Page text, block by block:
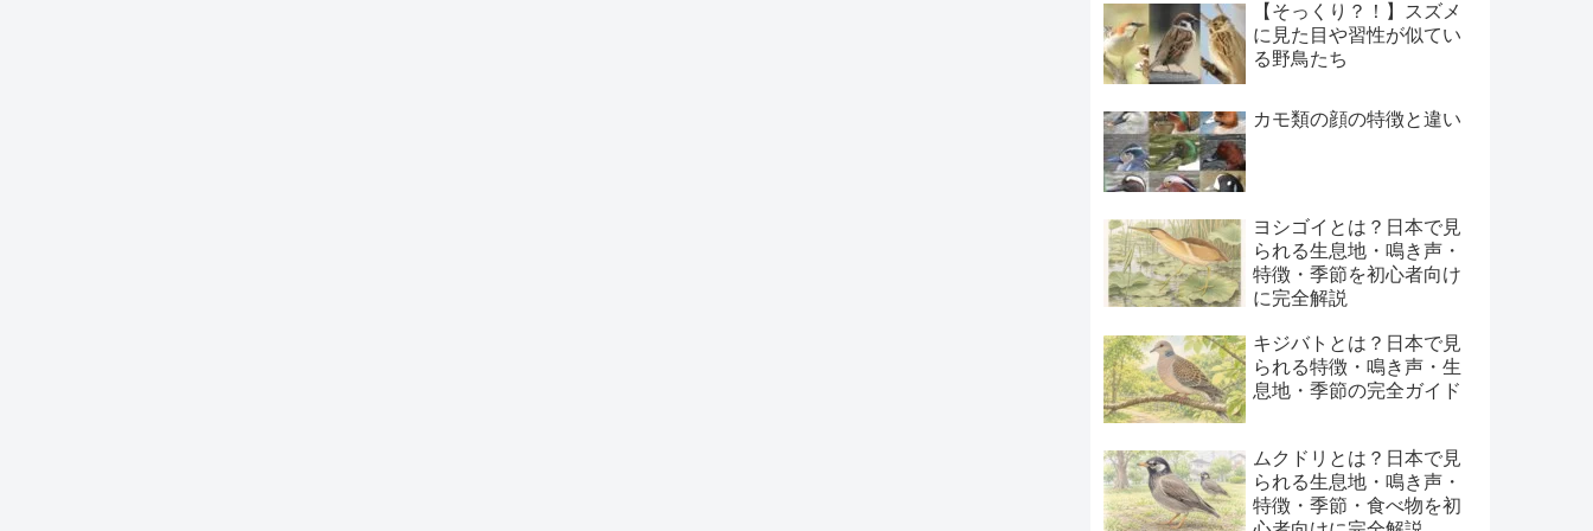
【そっくり？！】スズメ
に見た目や習性が似てい
る野鳥たち
カモ類の顔の特徴と違い
ヨシゴイとは？日本で見
られる生息地・鳴き声・
特徴・季節を初心者向け
に完全解説
キジバトとは？日本で見
られる特徴・鳴き声・生
息地・季節の完全ガイド
ムクドリとは？日本で見
られる生息地・鳴き声・
特徴・季節・食べ物を初